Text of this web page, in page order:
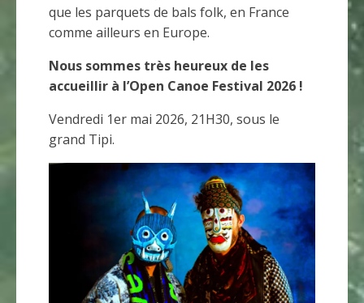
que les parquets de bals folk, en France
comme ailleurs en Europe.
Nous sommes très heureux de les
accueillir à l’Open Canoe Festival 2026 !
Vendredi 1er mai 2026, 21H30, sous le
grand Tipi.